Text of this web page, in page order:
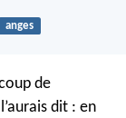
anges
de
dit : en